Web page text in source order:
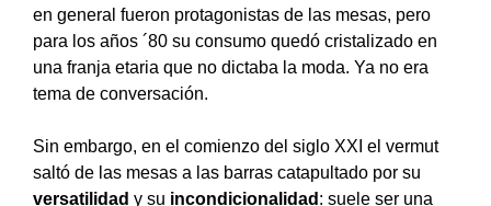
en general fueron protagonistas de las mesas, pero
para los años ´80 su consumo quedó cristalizado en
una franja etaria que no dictaba la moda. Ya no era
tema de conversación.
Sin embargo, en el comienzo del siglo XXI el vermut
saltó de las mesas a las barras catapultado por su
versatilidad y su incondicionalidad : suele ser una